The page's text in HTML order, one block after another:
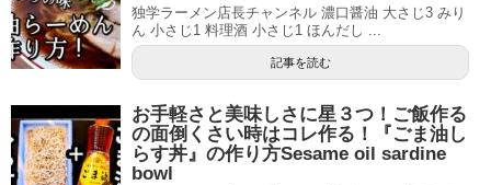
独学ラーメン店長チャンネル 濃口醤油 大さじ3 みり
ん 小さじ1 料理酒 小さじ1 ほんだし ...
記事を読む
お手軽さと美味しさに星３つ！ご飯作る
の面倒くさい時はコレ作る！『ごま油し
らす丼』の作り方Sesame oil sardine
bowl